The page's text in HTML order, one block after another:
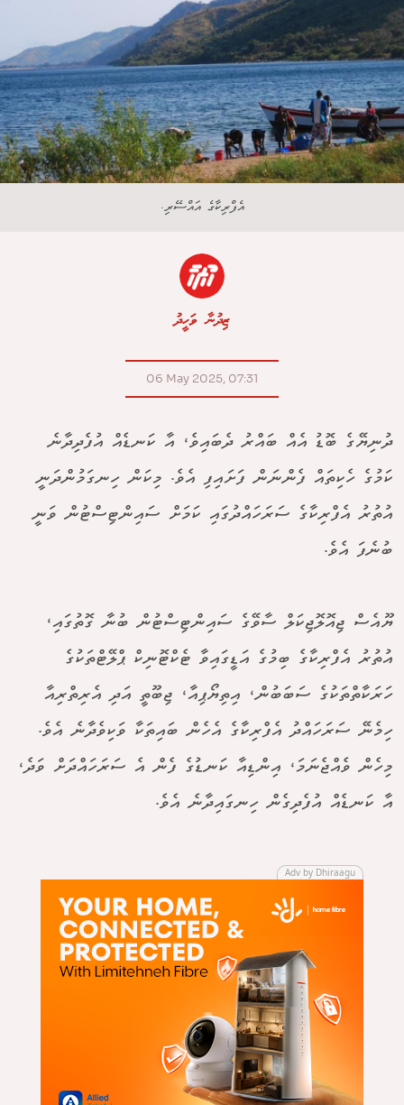
އެފްރިކާގެ އައްސޭރި.
ޒިދުނާ ވަހީދު
06 May 2025, 07:31
ދުނިޔޭގެ ބޮޑު އެއް ބައްރު ދެބައިވެ، އާ ކަނޑެއް އުފެދިދާނެ
ކަމުގެ ހެކިތައް ފެންނަން ފަށައިފި އެވެ. މިކަން ހިނގަމުންދަނީ
އުތުރު އެފްރިކާގެ ސަރަހައްދުގައި ކަމަށް ސައިންޓިސްޓުން ވަނީ
ބުނެފަ އެވެ.
ޔޫއެސް ޖިއޮލޮޖިކަލް ސާވޭގެ ސައިންޓިސްޓުން ބުނާ ގޮތުގައި،
އުތުރު އެފްރިކާގެ ބިމުގެ އަޑީގައިވާ ޓެކްޓޮނިކް ޕްލޭޓްތަކުގެ
ހަރަކާތްތަކުގެ ސަބަބުން، އިތިޔޯޕިއާ، ޖިބޫތީ އަދި އެރިތްރިއާ
ހިމެނޭ ސަރަހައްދު އެފްރިކާގެ އެހެން ބައިތަކާ ވަކިވެދާނެ އެވެ.
މިހެން ވެއްޖެނަމަ، އިންޑިއާ ކަނޑުގެ ފެން އެ ސަރަހައްދަށް ވަދެ،
އާ ކަނޑެއް އުފެދިގެން ހިނގައިދާނެ އެވެ.
Adv by Dhiraagu